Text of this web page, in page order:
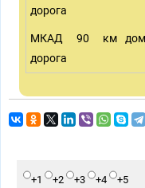
дорога
МКАД 90 км
дорога
+1 +2 +3 +4 +5